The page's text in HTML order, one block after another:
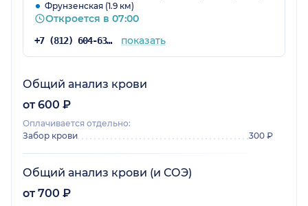
Фрунзенская (1.9 км)
Откроется в 07:00
+7 (812) 604-63-40 показать
Общий анализ крови
от 600 ₽
Оплачивается отдельно:
Забор крови
300 ₽
Общий анализ крови (и СОЭ)
от 700 ₽